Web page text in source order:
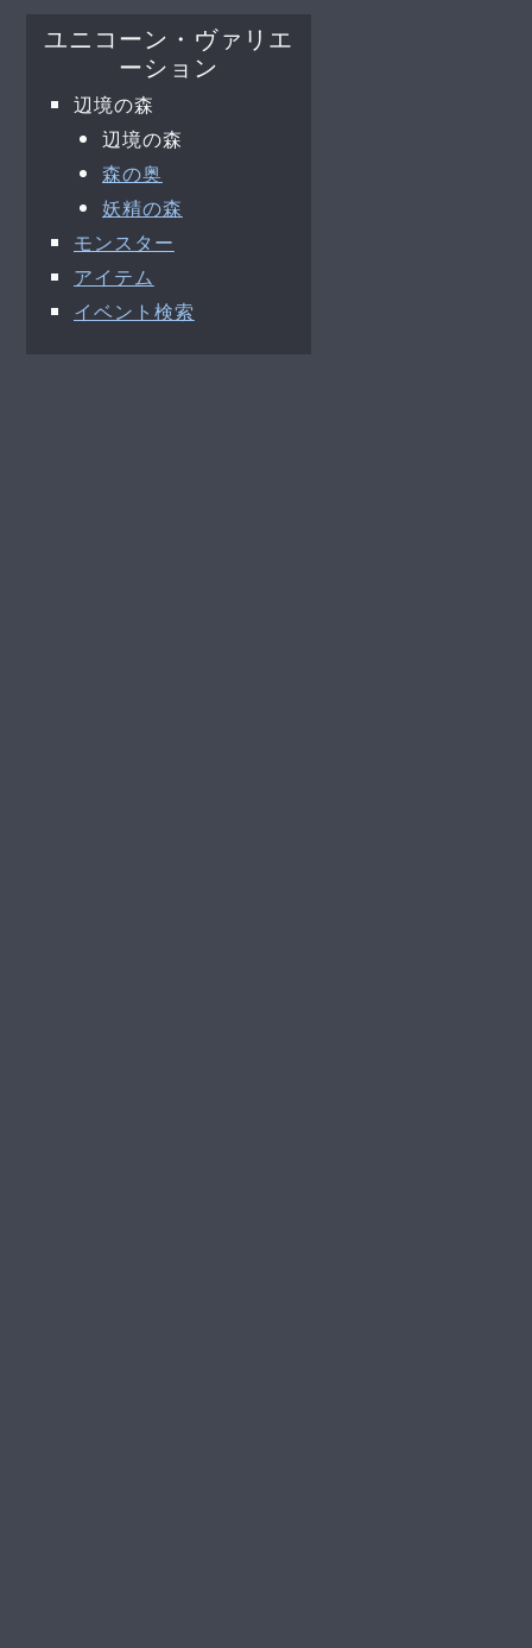
ユニコーン・ヴァリエ
ーション
辺境の森
辺境の森
森の奥
妖精の森
モンスター
アイテム
イベント検索